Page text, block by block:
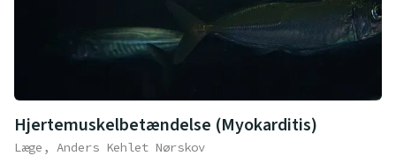
Hjertemuskelbetændelse (Myokarditis)
Læge, Anders Kehlet Nørskov